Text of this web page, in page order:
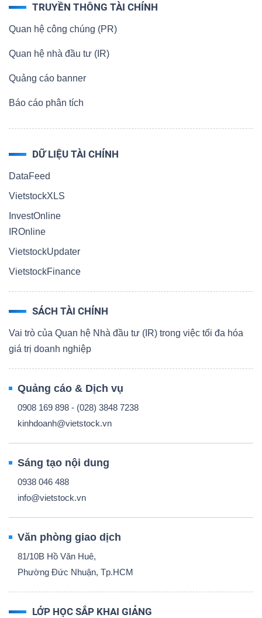
TRUYỀN THÔNG TÀI CHÍNH
Quan hệ công chúng (PR)
Quan hệ nhà đầu tư (IR)
Quảng cáo banner
Báo cáo phân tích
DỮ LIỆU TÀI CHÍNH
DataFeed
VietstockXLS
InvestOnline
IROnline
VietstockUpdater
VietstockFinance
SÁCH TÀI CHÍNH
Vai trò của Quan hệ Nhà đầu tư (IR) trong việc tối đa hóa
giá trị doanh nghiệp
Quảng cáo & Dịch vụ
0908 169 898 - (028) 3848 7238
kinhdoanh@vietstock.vn
Sáng tạo nội dung
0938 046 488
info@vietstock.vn
Văn phòng giao dịch
81/10B Hồ Văn Huê,
Phường Đức Nhuận, Tp.HCM
LỚP HỌC SẮP KHAI GIẢNG